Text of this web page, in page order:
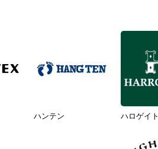
ハンテン ハロゲイト